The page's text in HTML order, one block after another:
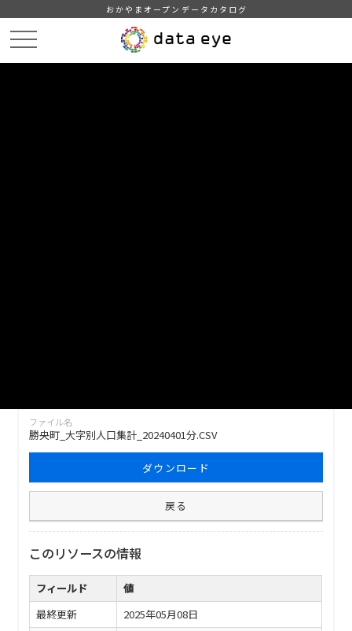
おかやまオープンデータカタログ
ファイル名
勝央町_大字別人口集計_20240401分.CSV
ダウンロード
戻る
このリソースの情報
フィールド
値
最終更新
2025年05月08日